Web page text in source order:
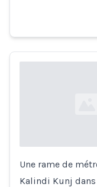
Une rame de
Kalindi Kunj